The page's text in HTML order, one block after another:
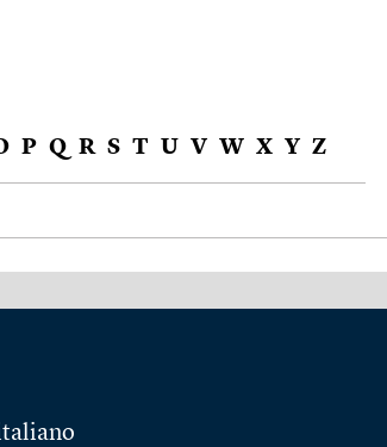
P Q R S T U V W X Y Z